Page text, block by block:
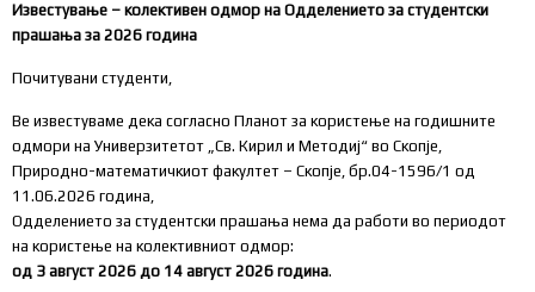
Известување – колективен одмор на Одделението за студентски
прашања за 2026 година
Почитувани студенти,
Ве известуваме дека согласно Планот за користење на годишните
одмори на Универзитетот „Св. Кирил и Методиј“ во Скопје,
Природно-математичкиот факултет – Скопје, бр.04-1596/1 од
11.06.2026 година,
Одделението за студентски прашања нема да работи во периодот
на користење на колективниот одмор:
од 3 август 2026 до 14 август 2026 година.